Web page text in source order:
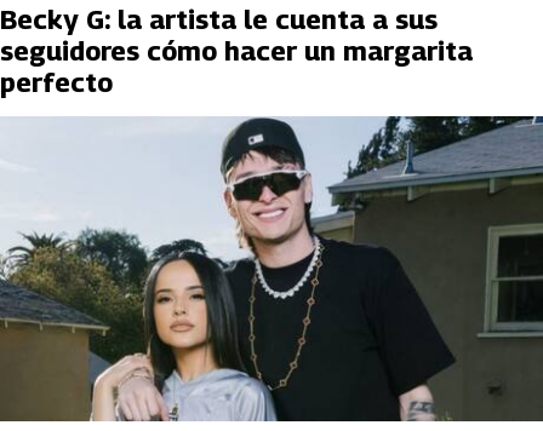
Becky G: la artista le cuenta a sus
seguidores cómo hacer un margarita
perfecto